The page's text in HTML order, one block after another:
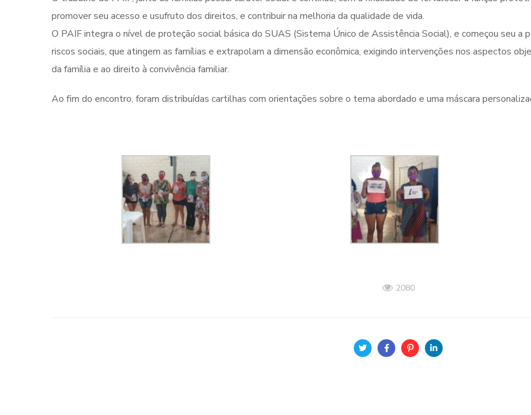
promover seu acesso e usufruto dos direitos, e contribuir na melhoria da qualidade de vida.
O PAIF integra o nível de proteção social básica do SUAS (Sistema Único de Assistência Social), e começou seu a
riscos sociais, que atingem as famílias e extrapolam a dimensão econômica, exigindo intervenções nos aspectos
da família e ao direito à convivência familiar.
Ao fim do encontro, foram distribuídas cartilhas com orientações sobre o tema abordado e uma máscara
2080